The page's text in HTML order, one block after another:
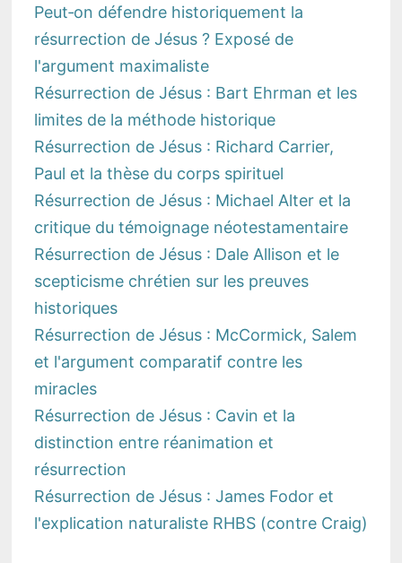
Peut‑on défendre historiquement la
résurrection de Jésus ? Exposé de
l'argument maximaliste
Résurrection de Jésus : Bart Ehrman et les
limites de la méthode historique
Résurrection de Jésus : Richard Carrier,
Paul et la thèse du corps spirituel
Résurrection de Jésus : Michael Alter et la
critique du témoignage néotestamentaire
Résurrection de Jésus : Dale Allison et le
scepticisme chrétien sur les preuves
historiques
Résurrection de Jésus : McCormick, Salem
et l'argument comparatif contre les
miracles
Résurrection de Jésus : Cavin et la
distinction entre réanimation et
résurrection
Résurrection de Jésus : James Fodor et
l'explication naturaliste RHBS (contre Craig)